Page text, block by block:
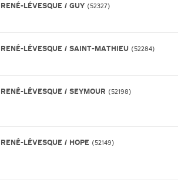
RENÉ-LÉVESQUE / GUY 52327
RENÉ-LÉVESQUE / SAINT-MATHIEU 52284
RENÉ-LÉVESQUE / SEYMOUR 52198
RENÉ-LÉVESQUE / HOPE 52149